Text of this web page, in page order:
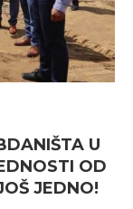
U
OD
JEDNO!